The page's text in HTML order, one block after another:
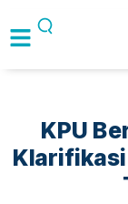
KPU